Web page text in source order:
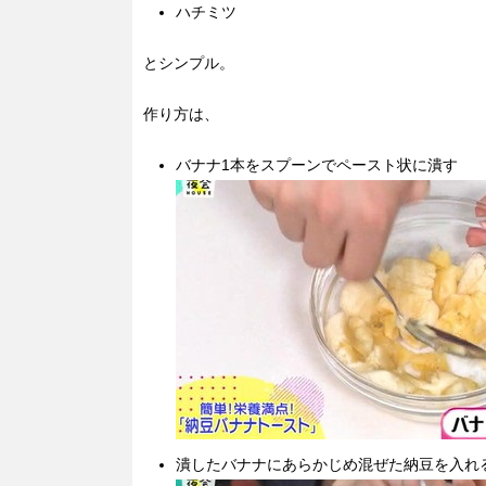
ハチミツ
とシンプル。
作り方は、
バナナ1本をスプーンでペースト状に潰す
潰したバナナにあらかじめ混ぜた納豆を入れ